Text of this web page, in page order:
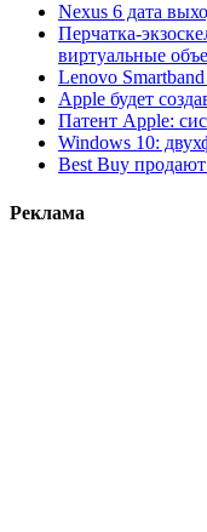
Nexus 6 дата
Перчатка-
виртуальные
Lenovo
Apple будет
Патент Apple:
Windows 10:
Best Buy
Реклама